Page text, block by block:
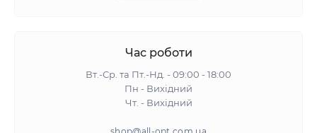
Час роботи
Вт.-Ср. та Пт.-Нд. - 09:00 - 18:00
Пн - Вихідний
Чт. - Вихідний